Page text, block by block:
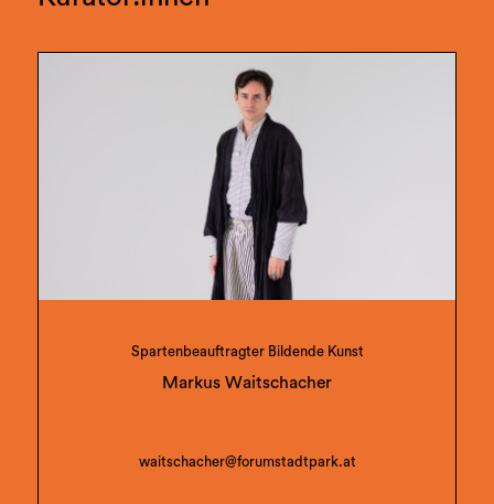
Spartenbeauftragter Bildende Kunst
Markus Waitschacher
waitschacher@forumstadtpark.at